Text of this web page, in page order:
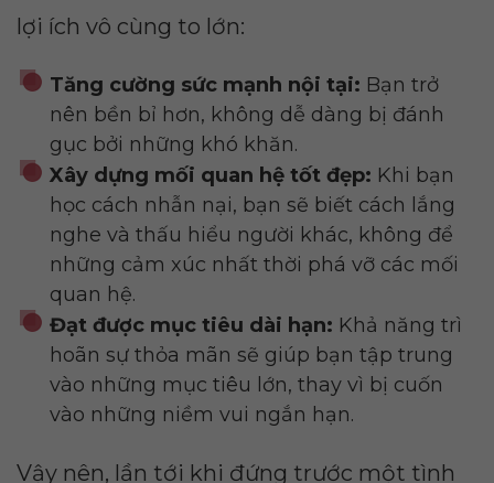
lợi ích vô cùng to lớn:
Tăng cường sức mạnh nội tại: Bạn trở
nên bền bỉ hơn, không dễ dàng bị đánh
gục bởi những khó khăn.
Xây dựng mối quan hệ tốt đẹp: Khi bạn
học cách nhẫn nại, bạn sẽ biết cách lắng
nghe và thấu hiểu người khác, không để
những cảm xúc nhất thời phá vỡ các mối
quan hệ.
Đạt được mục tiêu dài hạn: Khả năng trì
hoãn sự thỏa mãn sẽ giúp bạn tập trung
vào những mục tiêu lớn, thay vì bị cuốn
vào những niềm vui ngắn hạn.
Vậy nên, lần tới khi đứng trước một tình